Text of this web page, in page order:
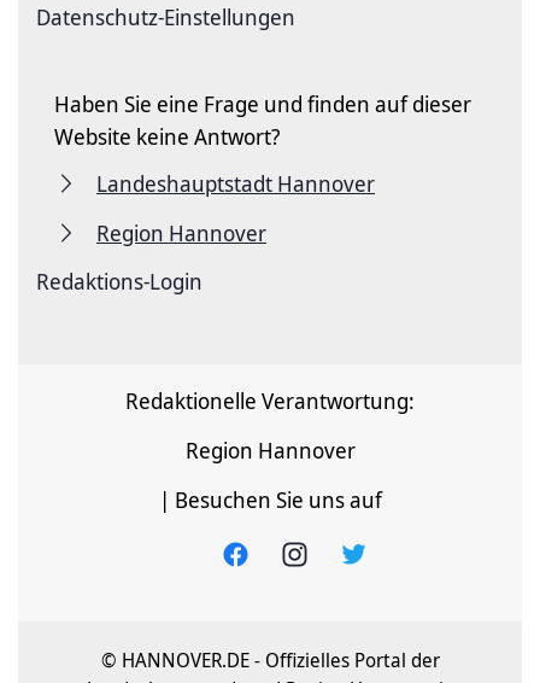
Datenschutz-Einstellungen
Haben Sie eine Frage und finden auf dieser
Website keine Antwort?
Landeshauptstadt Hannover
Region Hannover
Redaktions-Login
Redaktionelle Verantwortung:
Region Hannover
| Besuchen Sie uns auf
© HANNOVER.DE - Offizielles Portal der